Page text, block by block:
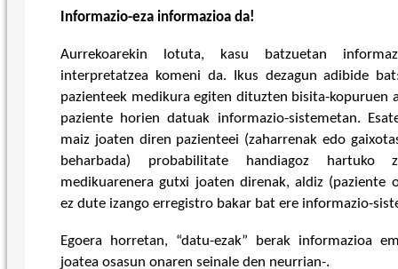
Informazio-eza informazioa da!
Aurrekoarekin lotuta, kasu batzuetan
interpretatzea komeni da. Ikus dezagun adibide
pazienteek medikura egiten dituzten bisita-kopuruen
paziente horien datuak informazio-sistemetan.
maiz joaten diren pazienteei (zaharrenak edo
beharbada) probabilitate handiagoz hartuko
medikuarenera gutxi joaten direnak, aldiz (paziente
ez dute izango erregistro bakar bat ere informazio-
Egoera horretan, “datu-ezak” berak informazioa
joatea osasun onaren seinale den neurrian-.